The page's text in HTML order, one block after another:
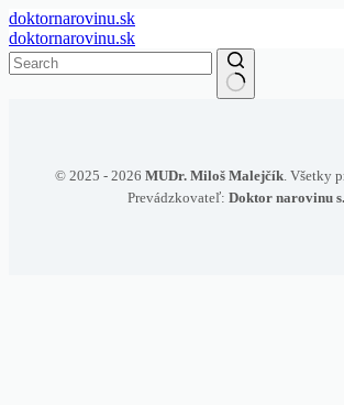
Skip
to
content
doktornarovinu.sk
doktornarovinu.sk
© 2025 - 2026 MUDr. Miloš Malejčík. Všetky
Prevádzkovateľ: Doktor narovinu